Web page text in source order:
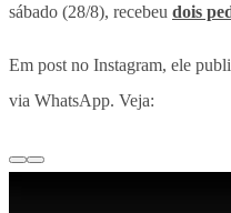
sábado (28/8), recebeu dois
Em post no Instagram, ele
via WhatsApp. Veja: